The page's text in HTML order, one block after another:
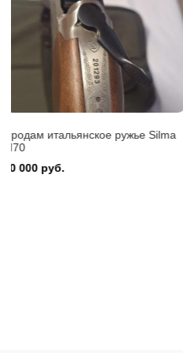
Benelli Montefeltro 12/76
150 000 руб.